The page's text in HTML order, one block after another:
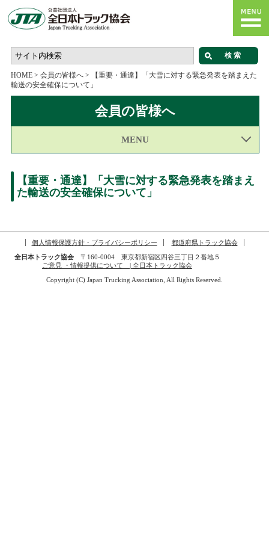
HOME> 会員の皆様へ>
【重要・通達】「大雪に対する緊急発表を踏まえた
輸送の安全確保について」
会員の皆様へ
MENU
【重要・通達】「大雪に対する緊急発表を踏まえ
た輸送の安全確保について」
個人情報保護方針・プライバシーポリシー
都道府県トラック協会
全日本トラック協会〒160-0004 東京都新宿区四谷三丁目２番地５
ご意見 ・情報提供について | 全日本トラック協会
Copyright (C) Japan Trucking Association, All Rights Reserved.